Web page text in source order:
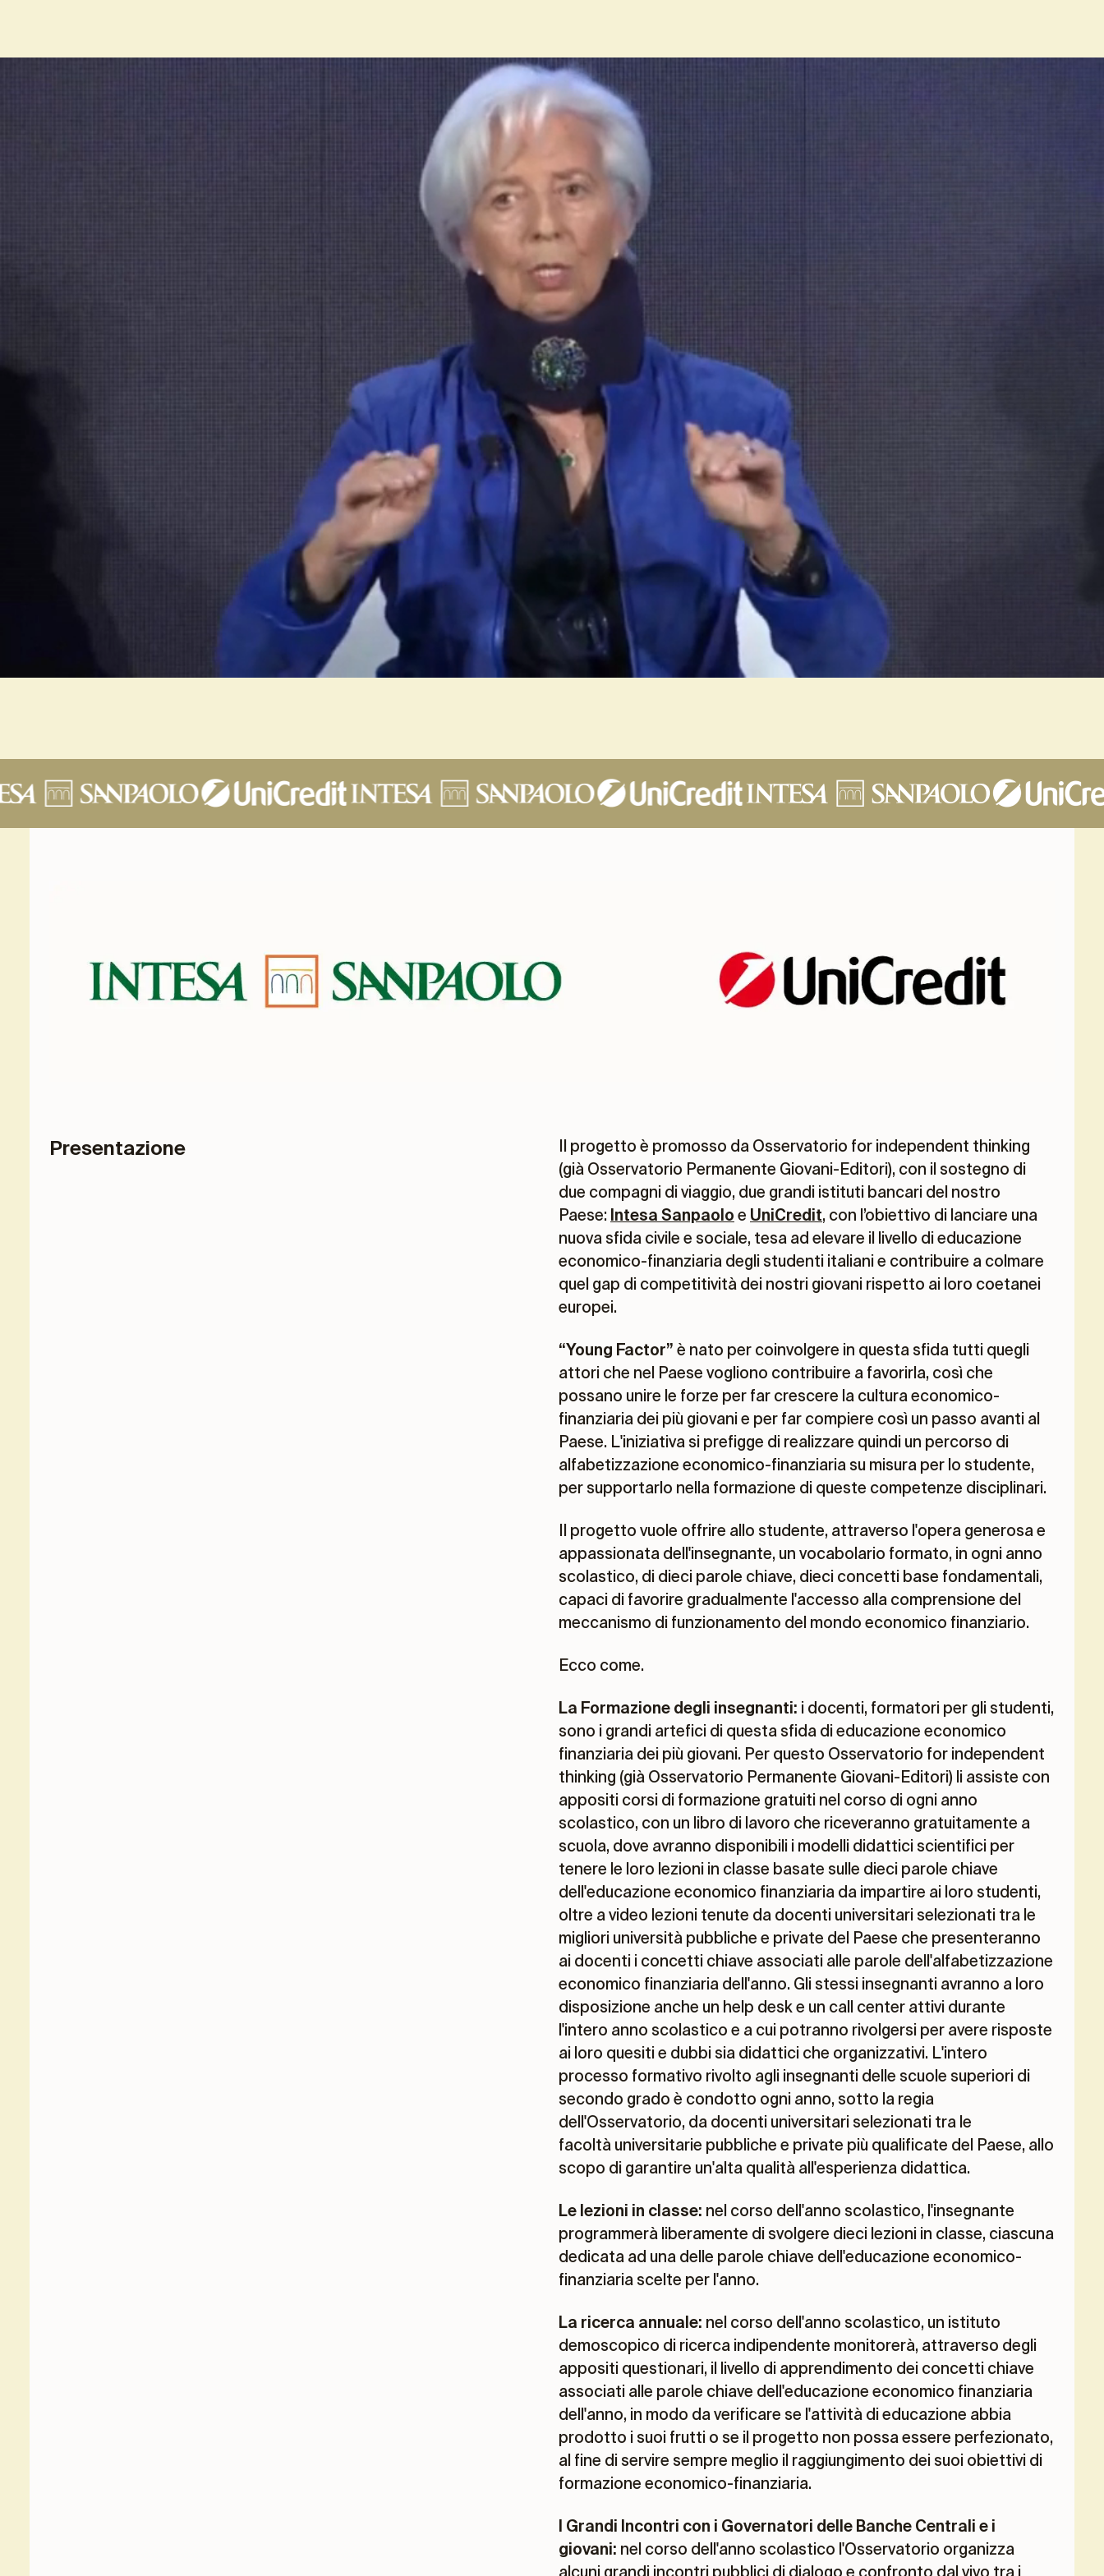
Presentazione
Il progetto è promosso da Osservatorio for independent thinking
(già Osservatorio Permanente Giovani-Editori), con il sostegno di
due compagni di viaggio, due grandi istituti bancari del nostro
Paese: Intesa Sanpaolo e UniCredit, con l’obiettivo di lanciare una
nuova sfida civile e sociale, tesa ad elevare il livello di educazione
economico-finanziaria degli studenti italiani e contribuire a colmare
quel gap di competitività dei nostri giovani rispetto ai loro coetanei
europei.
“Young Factor” è nato per coinvolgere in questa sfida tutti quegli
attori che nel Paese vogliono contribuire a favorirla, così che
possano unire le forze per far crescere la cultura economico-
finanziaria dei più giovani e per far compiere così un passo avanti al
Paese. L'iniziativa si prefigge di realizzare quindi un percorso di
alfabetizzazione economico-finanziaria su misura per lo studente,
per supportarlo nella formazione di queste competenze disciplinari.
Il progetto vuole offrire allo studente, attraverso l'opera generosa e
appassionata dell'insegnante, un vocabolario formato, in ogni anno
scolastico, di dieci parole chiave, dieci concetti base fondamentali,
capaci di favorire gradualmente l'accesso alla comprensione del
meccanismo di funzionamento del mondo economico finanziario.
Ecco come.
La Formazione degli insegnanti: i docenti, formatori per gli studenti,
sono i grandi artefici di questa sfida di educazione economico
finanziaria dei più giovani. Per questo Osservatorio for independent
thinking (già Osservatorio Permanente Giovani-Editori) li assiste con
appositi corsi di formazione gratuiti nel corso di ogni anno
scolastico, con un libro di lavoro che riceveranno gratuitamente a
scuola, dove avranno disponibili i modelli didattici scientifici per
tenere le loro lezioni in classe basate sulle dieci parole chiave
dell'educazione economico finanziaria da impartire ai loro studenti,
oltre a video lezioni tenute da docenti universitari selezionati tra le
migliori università pubbliche e private del Paese che presenteranno
ai docenti i concetti chiave associati alle parole dell'alfabetizzazione
economico finanziaria dell'anno. Gli stessi insegnanti avranno a loro
disposizione anche un help desk e un call center attivi durante
l'intero anno scolastico e a cui potranno rivolgersi per avere risposte
ai loro quesiti e dubbi sia didattici che organizzativi. L'intero
processo formativo rivolto agli insegnanti delle scuole superiori di
secondo grado è condotto ogni anno, sotto la regia
dell'Osservatorio, da docenti universitari selezionati tra le
facoltà universitarie pubbliche e private più qualificate del Paese, allo
scopo di garantire un'alta qualità all'esperienza didattica.
Le lezioni in classe: nel corso dell'anno scolastico, l'insegnante
programmerà liberamente di svolgere dieci lezioni in classe, ciascuna
dedicata ad una delle parole chiave dell'educazione economico-
finanziaria scelte per l'anno.
La ricerca annuale: nel corso dell'anno scolastico, un istituto
demoscopico di ricerca indipendente monitorerà, attraverso degli
appositi questionari, il livello di apprendimento dei concetti chiave
associati alle parole chiave dell'educazione economico finanziaria
dell'anno, in modo da verificare se l'attività di educazione abbia
prodotto i suoi frutti o se il progetto non possa essere perfezionato,
al fine di servire sempre meglio il raggiungimento dei suoi obiettivi di
formazione economico-finanziaria.
I Grandi Incontri con i Governatori delle Banche Centrali e i
giovani: nel corso dell'anno scolastico l'Osservatorio organizza
alcuni grandi incontri pubblici di dialogo e confronto dal vivo tra i